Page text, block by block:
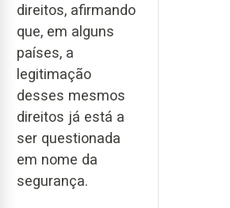
direitos, afirmando
que, em alguns
países, a
legitimação
desses mesmos
direitos já está a
ser questionada
em nome da
segurança.